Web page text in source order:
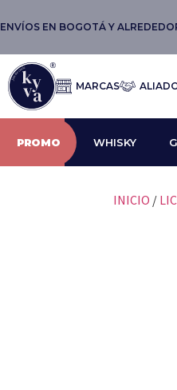
ENVÍOS EN BOGOTÁ Y
MARCAS
PROMO WHISKY
INICIO /